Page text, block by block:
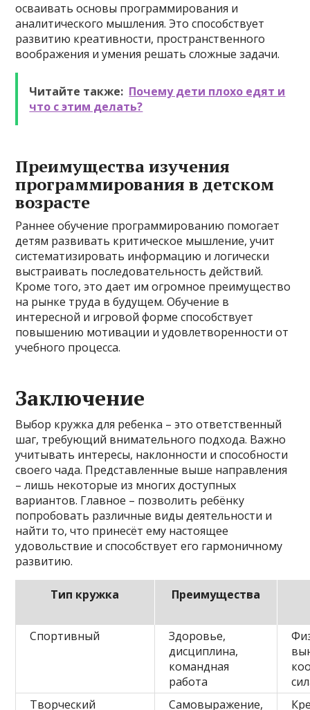
осваивать основы программирования и
аналитического мышления. Это способствует
развитию креативности, пространственного
воображения и умения решать сложные задачи.
Читайте также: Почему дети плохо едят и
что с этим делать?
Преимущества изучения
программирования в детском
возрасте
Раннее обучение программированию помогает
детям развивать критическое мышление, учит
систематизировать информацию и логически
выстраивать последовательность действий.
Кроме того, это дает им огромное преимущество
на рынке труда в будущем. Обучение в
интересной и игровой форме способствует
повышению мотивации и удовлетворенности от
учебного процесса.
Заключение
Выбор кружка для ребенка – это ответственный
шаг, требующий внимательного подхода. Важно
учитывать интересы, наклонности и способности
своего чада. Представленные выше направления
– лишь некоторые из многих доступных
вариантов. Главное – позволить ребёнку
попробовать различные виды деятельности и
найти то, что принесёт ему настоящее
удовольствие и способствует его гармоничному
развитию.
Тип кружка Преимущества
Спортивный
Здоровье,
дисциплина,
командная
работа
Творческий
Самовыражение,